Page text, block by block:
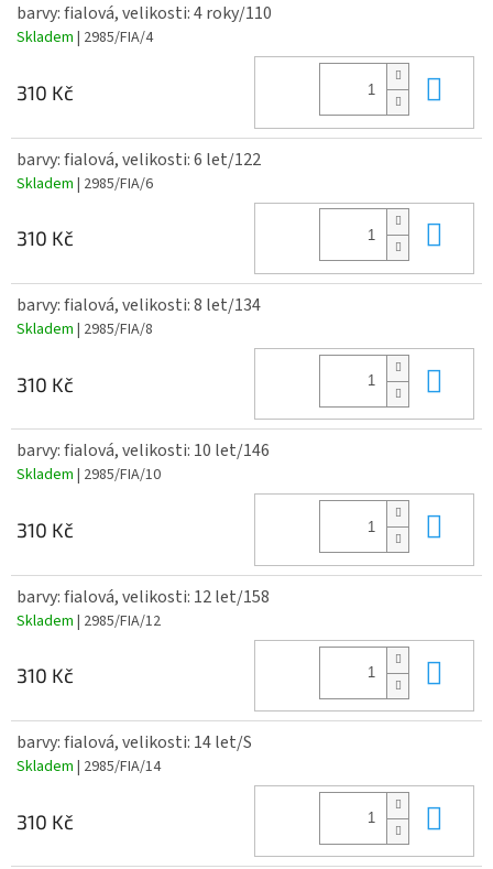
barvy: fialová, velikosti: 4 roky/110
Skladem | 2985/FIA/4
310 Kč
barvy: fialová, velikosti: 6 let/122
Skladem | 2985/FIA/6
310 Kč
barvy: fialová, velikosti: 8 let/134
Skladem | 2985/FIA/8
310 Kč
barvy: fialová, velikosti: 10 let/146
Skladem | 2985/FIA/10
310 Kč
barvy: fialová, velikosti: 12 let/158
Skladem | 2985/FIA/12
310 Kč
barvy: fialová, velikosti: 14 let/S
Skladem | 2985/FIA/14
310 Kč